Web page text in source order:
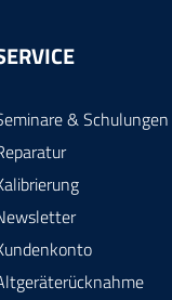
& Schulungen